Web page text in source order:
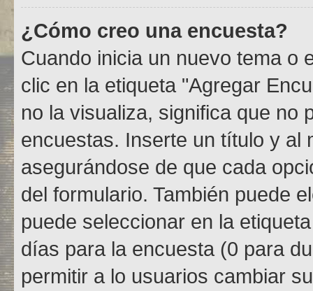
¿Cómo creo una encuesta?
Cuando inicia un nuevo tema o
clic en la etiqueta "Agregar
no la visualiza, significa que no
encuestas. Inserte un título y al
asegurándose de que cada
del formulario. También puede
puede seleccionar en la
días para la encuesta (0 para
permitir a lo usuarios cambiar